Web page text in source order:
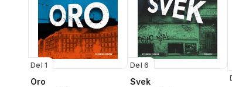
Del 1
Oro
Del 6
Svek